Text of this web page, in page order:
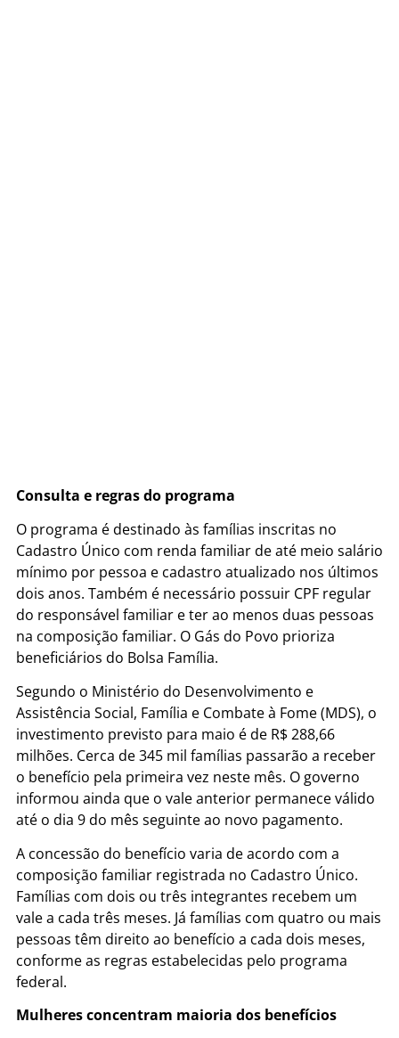
Consulta e regras do programa
O programa é destinado às famílias inscritas no
Cadastro Único com renda familiar de até meio salário
mínimo por pessoa e cadastro atualizado nos últimos
dois anos. Também é necessário possuir CPF regular
do responsável familiar e ter ao menos duas pessoas
na composição familiar. O Gás do Povo prioriza
beneficiários do Bolsa Família.
Segundo o Ministério do Desenvolvimento e
Assistência Social, Família e Combate à Fome (MDS), o
investimento previsto para maio é de R$ 288,66
milhões. Cerca de 345 mil famílias passarão a receber
o benefício pela primeira vez neste mês. O governo
informou ainda que o vale anterior permanece válido
até o dia 9 do mês seguinte ao novo pagamento.
A concessão do benefício varia de acordo com a
composição familiar registrada no Cadastro Único.
Famílias com dois ou três integrantes recebem um
vale a cada três meses. Já famílias com quatro ou mais
pessoas têm direito ao benefício a cada dois meses,
conforme as regras estabelecidas pelo programa
federal.
Mulheres concentram maioria dos benefícios